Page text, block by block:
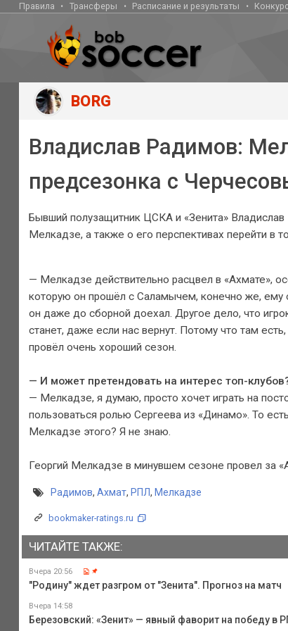
Правила Трансферы Расписание и результаты
BORG
Владислав Радимов:
предсезонка с
Бывший полузащитник ЦСКА и «Зенита»
Мелкадзе, а также о его перспективах перейти в
— Мелкадзе действительно расцвел в «Ахмате»,
которую он прошёл с Саламычем, конечно же, ему
он даже до сборной доехал. Другое дело, что
станет, даже если нас вернут. Потому что там
провёл очень хороший сезон.
— И может претендовать на интерес топ-
— Мелкадзе, я думаю, просто хочет играть на
пользоваться ролью Сергеева из «Динамо». То
Мелкадзе этого? Я не знаю.
Георгий Мелкадзе в минувшем сезоне провел за
Радимов, Ахмат, РПЛ, Мелкадзе
bookmaker-ratings.ru
ЧИТАЙТЕ ТАКЖЕ:
Вчера 20:56
"Родину" ждет разгром от "Зенита". Прогноз на матч
Вчера 14:58
Березовский: «Зенит» — явный фаворит на победу в